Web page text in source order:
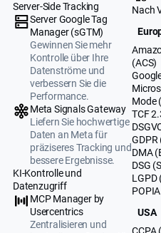
Server-Side Tracking
Server Google Tag
Manager (sGTM)
Gewinnen Sie mehr
Kontrolle über Ihre
Datenströme und
verbessern Sie die
Performance.
Meta Signals Gateway
Liefern Sie hochwertige
Daten an Meta für
präziseres Tracking und
bessere Ergebnisse.
KI-Kontrolle und
Datenzugriff
MCP Manager by
Usercentrics
Zentralisieren und
Nach
(ACS)
Mode
TCF
GDPR
DMA
DSG
LGPD
USA
CCPA